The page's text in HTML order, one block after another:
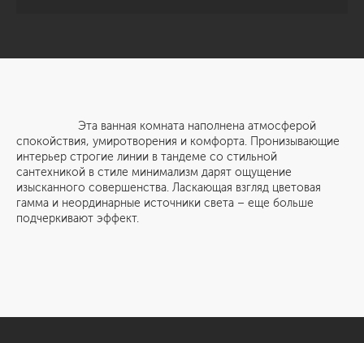
Эта ванная комната наполнена атмосферой
спокойствия, умиротворения и комфорта. Пронизывающие
интерьер строгие линии в тандеме со стильной
сантехникой в стиле минимализм дарят ощущение
изысканного совершенства. Ласкающая взгляд цветовая
гамма и неординарные источники света – еще больше
подчеркивают эффект.